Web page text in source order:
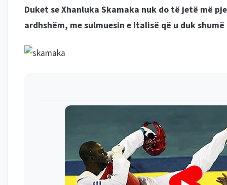
Duket se Xhanluka Skamaka nuk do të jetë më
ardhshëm, me sulmuesin e Italisë që u duk